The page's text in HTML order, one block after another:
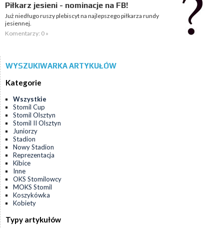
Piłkarz jesieni - nominacje na FB!
Już niedługo ruszy plebiscyt na najlepszego piłkarza rundy
jesiennej.
Komentarzy: 0 »
WYSZUKIWARKA ARTYKUŁÓW
Kategorie
Wszystkie
Stomil Cup
Stomil Olsztyn
Stomil II Olsztyn
Juniorzy
Stadion
Nowy Stadion
Reprezentacja
Kibice
Inne
OKS Stomilowcy
MOKS Stomil
Koszykówka
Kobiety
Typy artykułów